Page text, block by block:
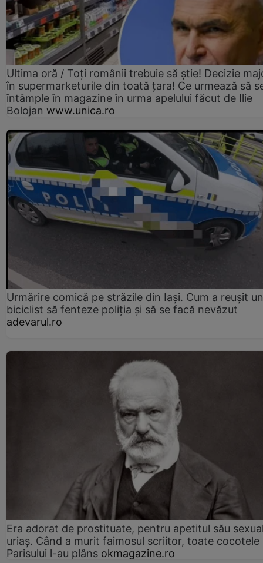
Ultima oră / Toți românii trebuie să știe! Decizie
în supermarketurile din toată țara! Ce urmează să
întâmple în magazine în urma apelului făcut de Ilie
Bolojan www.unica.ro
Urmărire comică pe străzile din Iași. Cum a reușit un
biciclist să fenteze poliția și să se facă nevăzut
adevarul.ro
Era adorat de prostituate, pentru apetitul său
uriaș. Când a murit faimosul scriitor, toate cocotele
Parisului l-au plâns okmagazine.ro